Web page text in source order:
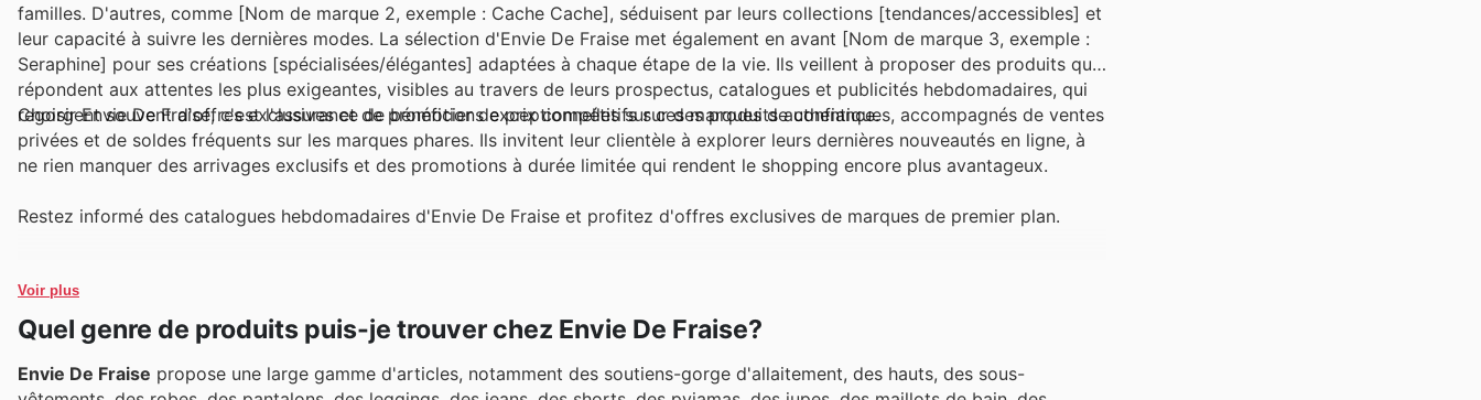
familles. D'autres, comme [Nom de marque 2, exemple : Cache Cache], séduisent par leurs collections [tendances/accessibles] et
leur capacité à suivre les dernières modes. La sélection d'Envie De Fraise met également en avant [Nom de marque 3, exemple :
Seraphine] pour ses créations [spécialisées/élégantes] adaptées à chaque étape de la vie. Ils veillent à proposer des produits qui
répondent aux attentes les plus exigeantes, visibles au travers de leurs prospectus, catalogues et publicités hebdomadaires, qui
regorgent souvent d'offres exclusives et de promotions exceptionnelles sur ces marques de confiance.
Choisir Envie De Fraise, c'est l'assurance de bénéficier de prix compétitifs sur des produits authentiques, accompagnés de ventes
privées et de soldes fréquents sur les marques phares. Ils invitent leur clientèle à explorer leurs dernières nouveautés en ligne, à
ne rien manquer des arrivages exclusifs et des promotions à durée limitée qui rendent le shopping encore plus avantageux.
Restez informé des catalogues hebdomadaires d'Envie De Fraise et profitez d'offres exclusives de marques de premier plan.
Voir plus
Quel genre de produits puis-je trouver chez Envie De Fraise?
Envie De Fraise propose une large gamme d'articles, notamment des soutiens-gorge d'allaitement, des hauts, des sous-